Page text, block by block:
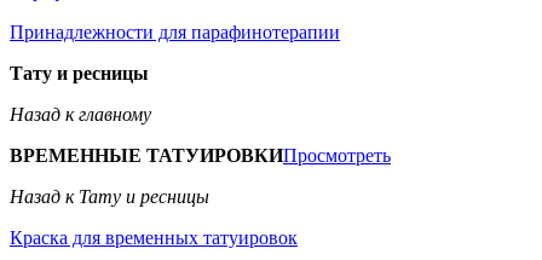
Принадлежности для парафинотерапии
Тату и ресницы
Назад к главному
ВРЕМЕННЫЕ ТАТУИРОВКИПросмотреть
Назад к Тату и ресницы
Краска для временных татуировок